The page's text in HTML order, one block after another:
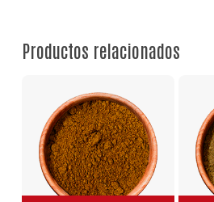
Productos relacionados